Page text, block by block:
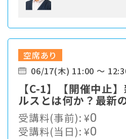
空席あり
06/17(木) 11:00 ～
【C-1】【開催中止
ルスとは何か？最新
策最前線
受講料(事前):¥0
受講料(当日):¥0